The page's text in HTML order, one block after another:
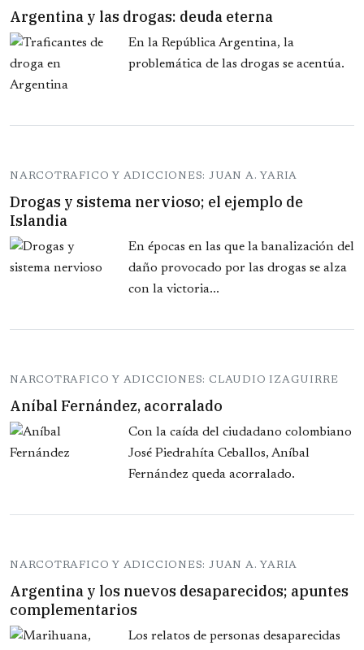
Argentina y las drogas: deuda eterna
En la República Argentina, la
problemática de las drogas se acentúa.
NARCOTRAFICO Y ADICCIONES: JUAN A. YARIA
Drogas y sistema nervioso; el ejemplo de
Islandia
En épocas en las que la banalización del
daño provocado por las drogas se alza
con la victoria...
NARCOTRAFICO Y ADICCIONES: CLAUDIO IZAGUIRRE
Aníbal Fernández, acorralado
Con la caída del ciudadano colombiano
José Piedrahíta Ceballos, Aníbal
Fernández queda acorralado.
NARCOTRAFICO Y ADICCIONES: JUAN A. YARIA
Argentina y los nuevos desaparecidos; apuntes
complementarios
Los relatos de personas desaparecidas